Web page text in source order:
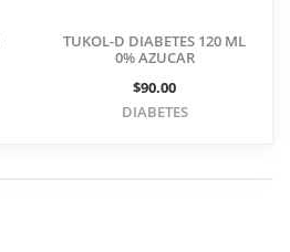
TUKOL-D DIABETES 120 ML
0% AZUCAR
$90.00
DIABETES